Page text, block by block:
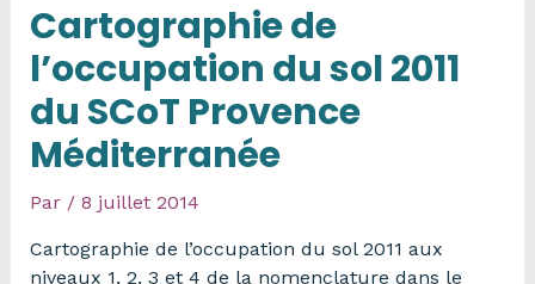
Cartographie de
l’occupation du sol 2011
du SCoT Provence
Méditerranée
Par / 8 juillet 2014
Cartographie de l’occupation du sol 2011 aux
niveaux 1, 2, 3 et 4 de la nomenclature dans le